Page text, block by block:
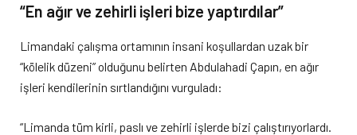
“En ağır ve zehirli işleri bize yaptırdılar”
Limandaki çalışma ortamının insani koşullardan uzak bir
“kölelik düzeni” olduğunu belirten Abdulahadi Çapın, en ağır
işleri kendilerinin sırtlandığını vurguladı:
“Limanda tüm kirli, paslı ve zehirli işlerde bizi çalıştırıyorlardı.